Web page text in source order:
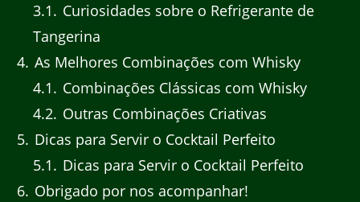
3.1
Curiosidades sobre o Refrigerante de
Tangerina
4 As Melhores Combinações com Whisky
4.1
Combinações Clássicas com Whisky
4.2 Outras Combinações Criativas
5 Dicas para Servir o Cocktail Perfeito
5.1
Dicas para Servir o Cocktail Perfeito
6 Obrigado por nos acompanhar!